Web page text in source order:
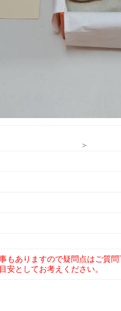
>
もありますので疑問点はご質問
としてお考えください。